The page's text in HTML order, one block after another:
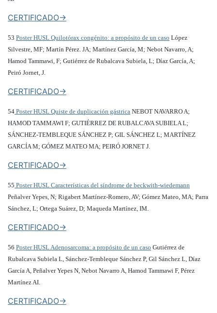
CERTIFICADO->
53 Poster HUSL Quilotórax congénito: a propósito de un caso López
Silvestre, MF; Martín Pérez. JA; Martínez García, M; Nebot Navarro, A;
Hamod Tammawi, F; Gutiérrez de Rubalcava Subiela, L; Díaz García, A;
Peiró Jornet, J.
CERTIFICADO->
54 Poster HUSL Quiste de duplicación gástrica NEBOT NAVARRO A;
HAMOD TAMMAWI F; GUTIÉRREZ DE RUBALCAVA SUBIELA L;
SÁNCHEZ-TEMBLEQUE SÁNCHEZ P; GIL SÁNCHEZ L; MARTÍNEZ
GARCÍA M; GÓMEZ MATEO MA; PEIRÓ JORNET J.
CERTIFICADO->
55 Poster HUSL Características del síndrome de beckwith-wiedemann
Peñalver Yepes, N; Rigabert Martínez-Romero, AV; Gómez Mateo, MA; Parra
Sánchez, L; Ortega Suárez, D; Maqueda Martínez, IM.
CERTIFICADO->
56 Poster HUSL Adenosarcoma: a propósito de un caso Gutiérrez de
Rubalcava Subiela L, Sánchez-Tembleque Sánchez P, Gil Sánchez L, Díaz
García A, Peñalver Yepes N, Nebot Navarro A, Hamod Tammawi F, Pérez
Martínez AI.
CERTIFICADO->